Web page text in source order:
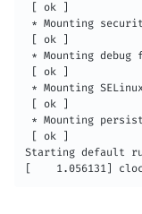
[ ok ]
* Mounting
[ ok ]
* Mounting
[ ok ]
* Mounting
[ ok ]
* Mounting
[ ok ]
Starting default
[    1.056131]